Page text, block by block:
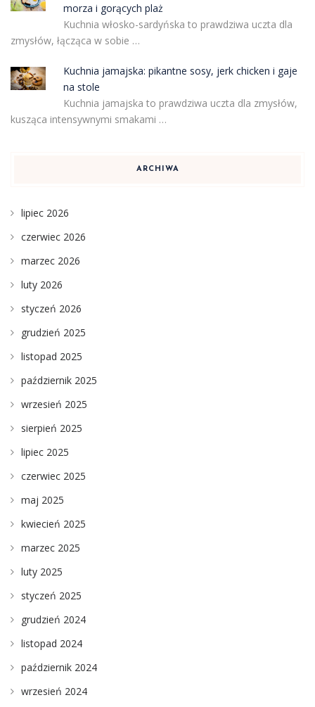
morza i gorących plaż
Kuchnia włosko-sardyńska to prawdziwa uczta dla
zmysłów, łącząca w sobie …
Kuchnia jamajska: pikantne sosy, jerk chicken i gaje
na stole
Kuchnia jamajska to prawdziwa uczta dla zmysłów,
kusząca intensywnymi smakami …
ARCHIWA
lipiec 2026
czerwiec 2026
marzec 2026
luty 2026
styczeń 2026
grudzień 2025
listopad 2025
październik 2025
wrzesień 2025
sierpień 2025
lipiec 2025
czerwiec 2025
maj 2025
kwiecień 2025
marzec 2025
luty 2025
styczeń 2025
grudzień 2024
listopad 2024
październik 2024
wrzesień 2024